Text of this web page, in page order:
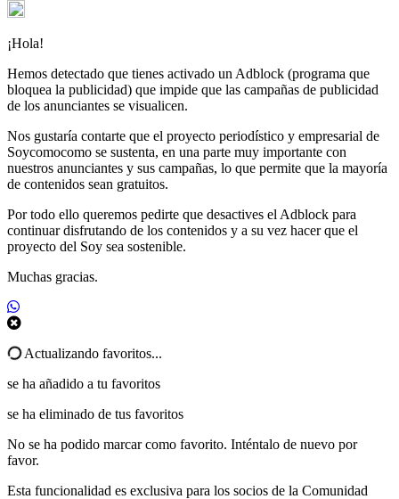
¡Hola!
Hemos detectado que tienes activado un Adblock (programa que
bloquea la publicidad) que impide que las campañas de publicidad
de los anunciantes se visualicen.
Nos gustaría contarte que el proyecto periodístico y empresarial de
Soycomocomo se sustenta, en una parte muy importante con
nuestros anunciantes y sus campañas, lo que permite que la mayoría
de contenidos sean gratuitos.
Por todo ello queremos pedirte que desactives el Adblock para
continuar disfrutando de los contenidos y a su vez hacer que el
proyecto del Soy sea sostenible.
Muchas gracias.
Actualizando favoritos...
se ha añadido a tu favoritos
se ha eliminado de tus favoritos
No se ha podido marcar como favorito. Inténtalo de nuevo por
favor.
Esta funcionalidad es exclusiva para los socios de la Comunidad